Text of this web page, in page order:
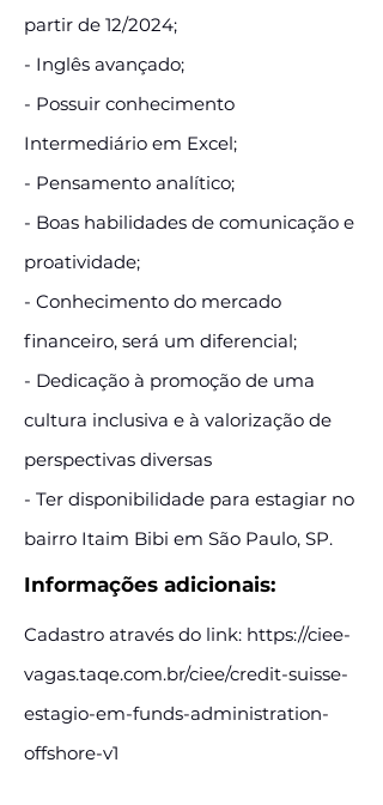
partir de 12/2024;
- Inglês avançado;
- Possuir conhecimento
Intermediário em Excel;
- Pensamento analítico;
- Boas habilidades de comunicação e
proatividade;
- Conhecimento do mercado
financeiro, será um diferencial;
- Dedicação à promoção de uma
cultura inclusiva e à valorização de
perspectivas diversas
- Ter disponibilidade para estagiar no
bairro Itaim Bibi em São Paulo, SP.
Informações adicionais:
Cadastro através do link: https://ciee-
vagas.taqe.com.br/ciee/credit-suisse-
estagio-em-funds-administration-
offshore-v1